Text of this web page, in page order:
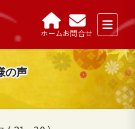
ホームお問合せ
の声